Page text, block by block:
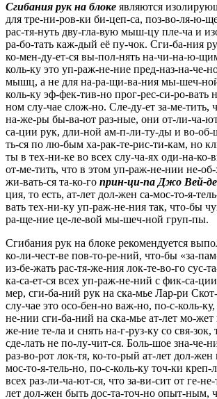
Сгибания рук на блоке являются
для тре-ни-ров-ки би-цеп-са, поз-во-ля-ю-
рас-тя-нуть дву-гла-вую мыш-цу пле-ча и
ра-бо-тать каж-дый её пу-чок. Сги-ба-ния
ко-мен-ду-ет-ся вы-пол-нять на-чи-на-ю-
коль-ку это уп-раж-не-ние пред-наз-на-че-
мышц, а не для на-ра-щи-ва-ния мы-шеч-
коль-ку эф-фек-тив-но прог-рес-си-ро-вать
ном слу-чае слож-но. Сле-ду-ет за-ме-тить,
на-же-ры бы-ва-ют раз-ные, они от-ли-ча-
са-ции рук, дли-ной ам-п-ли-ту-ды и во-об-
ть-ся по лю-бым ха-рак-те-рис-ти-кам, но
ты в тех-ни-ке во всех слу-ча-ях оди-на-ко-
от-ме-тить, что в этом уп-раж-не-нии не-
жи-вать-ся та-ко-го прин-ци-па Джо Вей-
ция, то есть, ат-лет дол-жен са-мос-то-я-
вать тех-ни-ку уп-раж-не-ния так, что-бы
ра-ще-ние це-ле-вой мы-шеч-ной груп-пы.
Сгибания рук на блоке рекомендуется
ко-ли-чест-ве пов-то-ре-ний, что-бы «за-
из-бе-жать рас-тя-же-ния лок-те-во-го сус-
ка-са-ет-ся всех уп-раж-не-ний с фик-са-
мер, сги-ба-ний рук на ска-мье Лар-ри
слу-чае это осо-бен-но важ-но, по-с-коль-
не-нии сги-ба-ний на ска-мье ат-лет мо-
же-ние те-ла и снять на-г-руз-ку со свя-зок,
сде-лать не по-лу-чит-ся. Боль-шое зна-че-
раз-во-рот лок-тя, ко-то-рый ат-лет дол-жен
мос-то-я-тель-но, по-с-коль-ку точ-ки
всех раз-ли-ча-ют-ся, что за-ви-сит от ге-
лет дол-жен быть дос-та-точ-но опыт-ным,